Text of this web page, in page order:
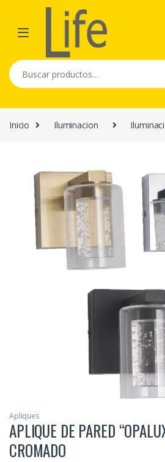
Skip to navigation
Skip to content
Buscar por:
Inicio Iluminacion
Apliques
APLIQUE DE PARED
CROMADO